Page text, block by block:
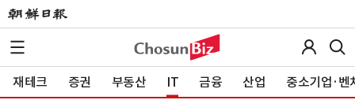
재테크 증권 부동산 IT 금융 산업 중소기업·벤